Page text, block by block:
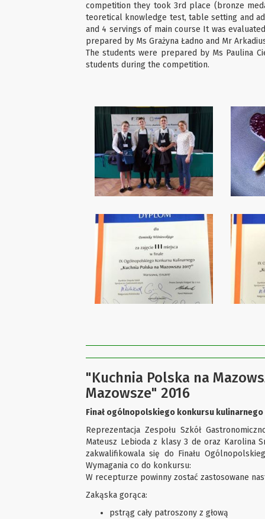
competition they took 3rd place (bronze
teoretical knowledge test, table setting and
and 4 servings of main course It was
prepared by Ms Grażyna Ładno and Mr
The students were prepared by Ms Paulina
students during the competition.
"Kuchnia Polska na
Mazowsze" 2016
Finał ogólnopolskiego konkursu
Reprezentacja Zespołu Szkół
Mateusz Lebioda z klasy 3 de oraz Karolina
zakwalifikowala się do Finału
Wymagania co do konkursu:
W recepturze powinny zostać zastosowane
Zakąska gorąca:
pstrąg cały patroszony z głową